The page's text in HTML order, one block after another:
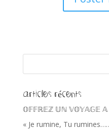
Articles récents
𝕆𝔽𝔽ℝ𝔼ℤ 𝕌ℕ 𝕍𝕆𝕐𝔸𝔾𝔼
« Je rumine, Tu